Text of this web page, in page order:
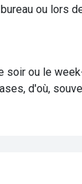
ou lors
ou le
d'où,